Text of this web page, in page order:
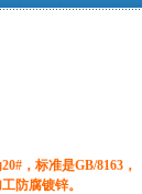
，标准是GB/8163，
防腐镀锌。